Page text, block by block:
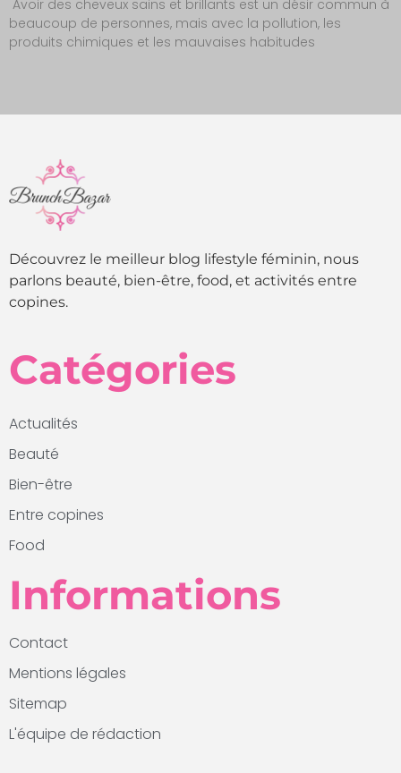
Avoir des cheveux sains et brillants est un désir commun à
beaucoup de personnes, mais avec la pollution, les
produits chimiques et les mauvaises habitudes
Découvrez le meilleur blog lifestyle féminin, nous
parlons beauté, bien-être, food, et activités entre
copines.
Catégories
Actualités
Beauté
Bien-être
Entre copines
Food
Informations
Contact
Mentions légales
Sitemap
L'équipe de rédaction